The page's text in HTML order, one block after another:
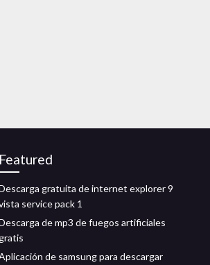
Featured
gratuita de internet explorer 9
service pack 1
de mp3 de fuegos artificiales
de samsung para descargar